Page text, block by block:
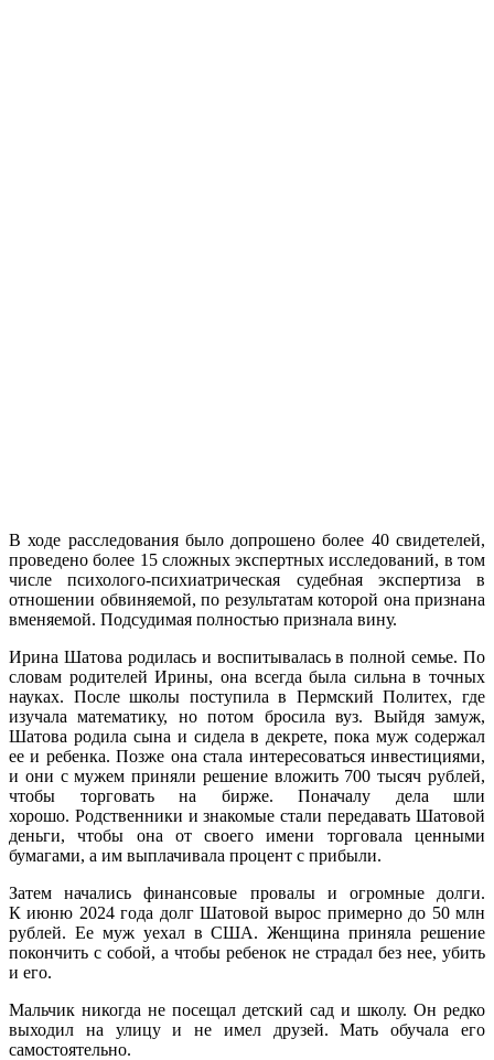
В ходе расследования было допрошено более 40 свидетелей,
проведено более 15 сложных экспертных исследований, в том
числе психолого-психиатрическая судебная экспертиза в
отношении обвиняемой, по результатам которой она признана
вменяемой. Подсудимая полностью признала вину.
Ирина Шатова родилась и воспитывалась в полной семье. По
словам родителей Ирины, она всегда была сильна в точных
науках. После школы поступила в Пермский Политех, где
изучала математику, но потом бросила вуз. Выйдя замуж,
Шатова родила сына и сидела в декрете, пока муж содержал
ее и ребенка. Позже она стала интересоваться инвестициями,
и они с мужем приняли решение вложить 700 тысяч рублей,
чтобы торговать на бирже. Поначалу дела шли
хорошо. Родственники и знакомые стали передавать Шатовой
деньги, чтобы она от своего имени торговала ценными
бумагами, а им выплачивала процент с прибыли.
Затем начались финансовые провалы и огромные долги.
К июню 2024 года долг Шатовой вырос примерно до 50 млн
рублей. Ее муж уехал в США. Женщина приняла решение
покончить с собой, а чтобы ребенок не страдал без нее, убить
и его.
Мальчик никогда не посещал детский сад и школу. Он редко
выходил на улицу и не имел друзей. Мать обучала его
самостоятельно.